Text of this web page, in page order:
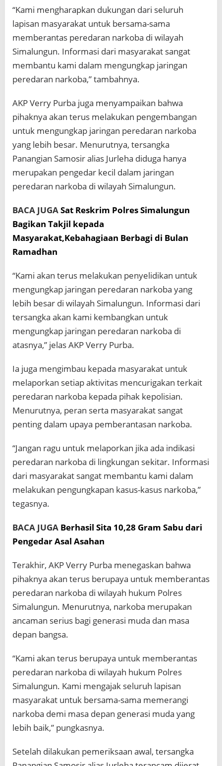
“Kami mengharapkan dukungan dari seluruh
lapisan masyarakat untuk bersama-sama
memberantas peredaran narkoba di wilayah
Simalungun. Informasi dari masyarakat sangat
membantu kami dalam mengungkap jaringan
peredaran narkoba,” tambahnya.
AKP Verry Purba juga menyampaikan bahwa
pihaknya akan terus melakukan pengembangan
untuk mengungkap jaringan peredaran narkoba
yang lebih besar. Menurutnya, tersangka
Panangian Samosir alias Jurleha diduga hanya
merupakan pengedar kecil dalam jaringan
peredaran narkoba di wilayah Simalungun.
BACA JUGASat Reskrim Polres Simalungun
Bagikan Takjil kepada
Masyarakat,Kebahagiaan Berbagi di Bulan
Ramadhan
“Kami akan terus melakukan penyelidikan untuk
mengungkap jaringan peredaran narkoba yang
lebih besar di wilayah Simalungun. Informasi dari
tersangka akan kami kembangkan untuk
mengungkap jaringan peredaran narkoba di
atasnya,” jelas AKP Verry Purba.
Ia juga mengimbau kepada masyarakat untuk
melaporkan setiap aktivitas mencurigakan terkait
peredaran narkoba kepada pihak kepolisian.
Menurutnya, peran serta masyarakat sangat
penting dalam upaya pemberantasan narkoba.
“Jangan ragu untuk melaporkan jika ada indikasi
peredaran narkoba di lingkungan sekitar. Informasi
dari masyarakat sangat membantu kami dalam
melakukan pengungkapan kasus-kasus narkoba,”
tegasnya.
BACA JUGA Berhasil Sita 10,28 Gram Sabu dari
Pengedar Asal Asahan
Terakhir, AKP Verry Purba menegaskan bahwa
pihaknya akan terus berupaya untuk memberantas
peredaran narkoba di wilayah hukum Polres
Simalungun. Menurutnya, narkoba merupakan
ancaman serius bagi generasi muda dan masa
depan bangsa.
“Kami akan terus berupaya untuk memberantas
peredaran narkoba di wilayah hukum Polres
Simalungun. Kami mengajak seluruh lapisan
masyarakat untuk bersama-sama memerangi
narkoba demi masa depan generasi muda yang
lebih baik,” pungkasnya.
Setelah dilakukan pemeriksaan awal, tersangka